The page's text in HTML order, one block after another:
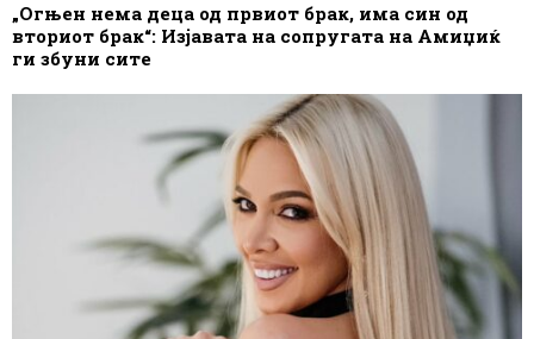
„Огњен нема деца од првиот брак, има син од
вториот брак“: Изјавата на сопругата на Амиџиќ
ги збуни сите